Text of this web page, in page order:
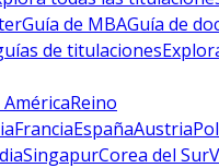
Guía de MBAGuía de
de titulaciones
Reino
FranciaEspañaAustria
SingapurCorea del Sur